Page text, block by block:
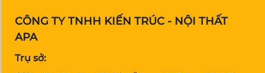
CÔNG TY TNHH KIẾN TRÚC - NỘI THẤT
APA
Trụ sở: